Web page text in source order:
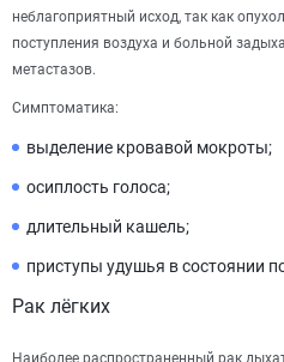
неблагоприятный исход, так как
поступления воздуха и больной
метастазов.
Симптоматика:
выделение кровавой мокроты;
осиплость голоса;
длительный кашель;
приступы удушья в состоянии
Рак лёгких
Наиболее распространенный рак